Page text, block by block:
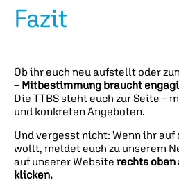
Fazit
Ob ihr euch neu aufstellt oder
– Mitbestimmung braucht
Die TTBS steht euch zur Seite –
und konkreten Angeboten.
Und vergesst nicht: Wenn ihr
wollt, meldet euch zu unserem
auf unserer Website rechts oben
klicken.